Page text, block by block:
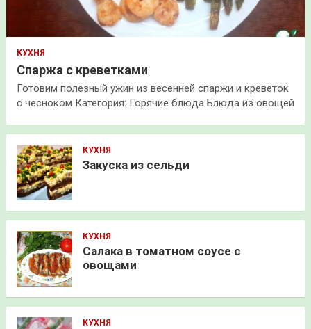
КУХНЯ
Спаржа с креветками
Готовим полезный ужин из весенней спаржи и креветок
с чесноком Категория: Горячие блюда Блюда из овощей
КУХНЯ
Закуска из сельди
КУХНЯ
Салака в томатном соусе с
овощами
КУХНЯ